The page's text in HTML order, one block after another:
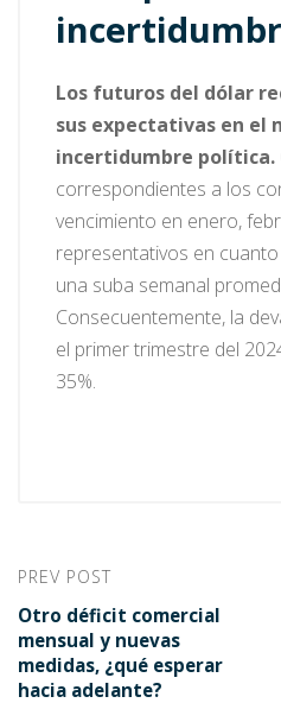
Los futuros del dólar
sus expectativas en el
incertidumbre política.
correspondientes a los
vencimiento en enero,
representativos en
una suba semanal
Consecuentemente, la
el primer trimestre del
35%.
PREV POST
Otro déficit comercial
mensual y nuevas
medidas, ¿qué esperar
hacia adelante?